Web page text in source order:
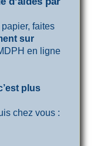
faites
sur
en ligne
plus
chez vous :